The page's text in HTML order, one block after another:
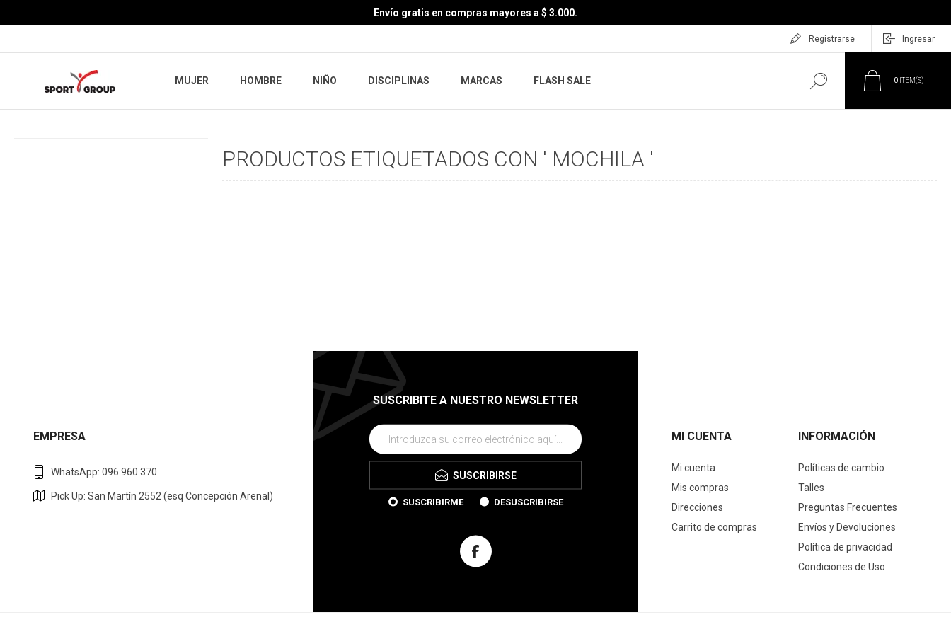
Envío gratis en compras mayores a $ 3.000.
Registrarse Ingresar
MUJER HOMBRE NIÑO DISCIPLINAS MARCAS FLASH SALE 0 ITEM(S)
PRODUCTOS ETIQUETADOS CON ' MOCHILA '
SUSCRIBITE A NUESTRO NEWSLETTER
SUSCRIBIRSE
SUSCRIBIRME DESUSCRIBIRSE
EMPRESA
WhatsApp: 096 960 370
Pick Up: San Martín 2552 (esq Concepción Arenal)
MI CUENTA
Mi cuenta
Mis compras
Direcciones
Carrito de compras
INFORMACIÓN
Políticas de cambio
Talles
Preguntas Frecuentes
Envíos y Devoluciones
Política de privacidad
Condiciones de Uso